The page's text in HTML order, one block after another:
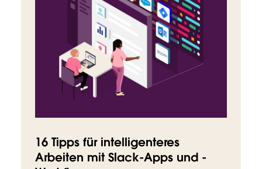
16 Tipps für intelligenteres
Arbeiten mit Slack-Apps und -